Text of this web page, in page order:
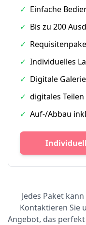
✓ Einfache
✓ Bis zu 200
✓
✓ Individuelles
✓ Digitale
✓ digitales
✓ Auf-/Abbau
Jedes Paket
Kontaktieren Sie
Angebot, das